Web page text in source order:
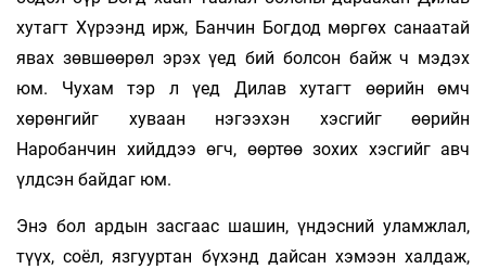
хутагт Хүрээнд ирж, Банчин Богдод мөргөх санаатай
явах зөвшөөрөл эрэх үед бий болсон байж ч мэдэх
юм. Чухам тэр л үед Дилав хутагт өөрийн өмч
хөрөнгийг хуваан нэгээхэн хэсгийг өөрийн
Наробанчин хийддээ өгч, өөртөө зохих хэсгийг авч
үлдсэн байдаг юм.
Энэ бол ардын засгаас шашин, үндэсний уламжлал,
түүх, соёл, язгууртан бүхэнд дайсан хэмээн халдаж,